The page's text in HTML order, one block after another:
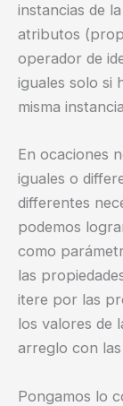
instancias de
atributos
operador de
iguales solo si
misma
En ocaciones
iguales o
differentes
podemos
como
las
itere por las
los valores de
arreglo con
Pongamos lo